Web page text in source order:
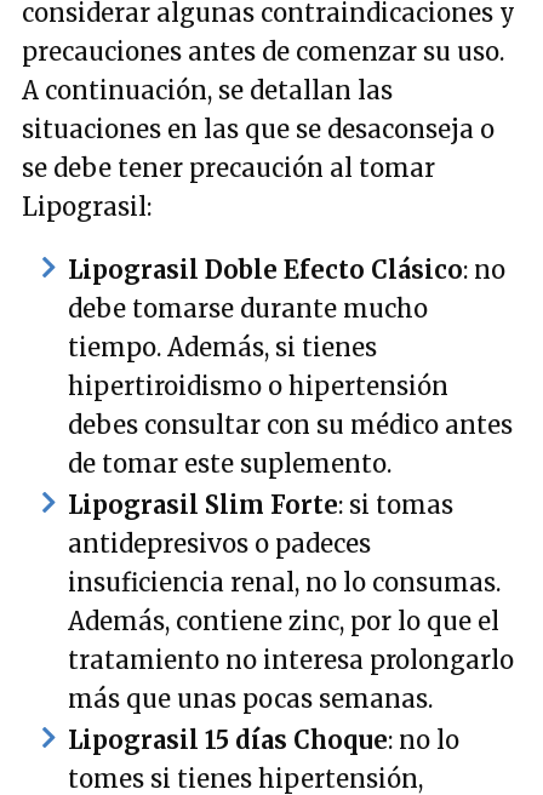
considerar algunas contraindicaciones y
precauciones antes de comenzar su uso.
A continuación, se detallan las
situaciones en las que se desaconseja o
se debe tener precaución al tomar
Lipograsil:
Lipograsil Doble Efecto Clásico: no
debe tomarse durante mucho
tiempo. Además, si tienes
hipertiroidismo o hipertensión
debes consultar con su médico antes
de tomar este suplemento.
Lipograsil Slim Forte: si tomas
antidepresivos o padeces
insuficiencia renal, no lo consumas.
Además, contiene zinc, por lo que el
tratamiento no interesa prolongarlo
más que unas pocas semanas.
Lipograsil 15 días Choque: no lo
tomes si tienes hipertensión,